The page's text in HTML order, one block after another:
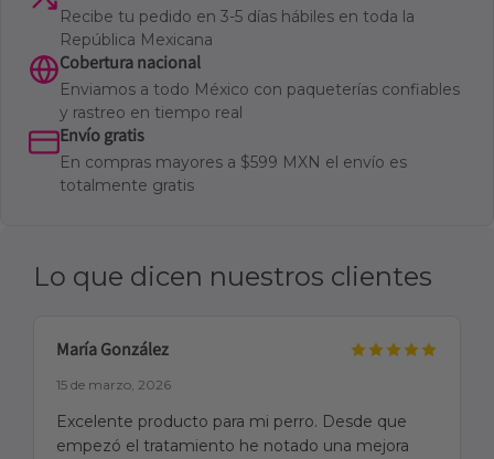
Recibe tu pedido en 3-5 días hábiles en toda la
República Mexicana
Cobertura nacional
Enviamos a todo México con paqueterías confiables
y rastreo en tiempo real
Envío gratis
En compras mayores a $599 MXN el envío es
totalmente gratis
Lo que dicen nuestros clientes
María González
15 de marzo, 2026
Excelente producto para mi perro. Desde que
empezó el tratamiento he notado una mejora